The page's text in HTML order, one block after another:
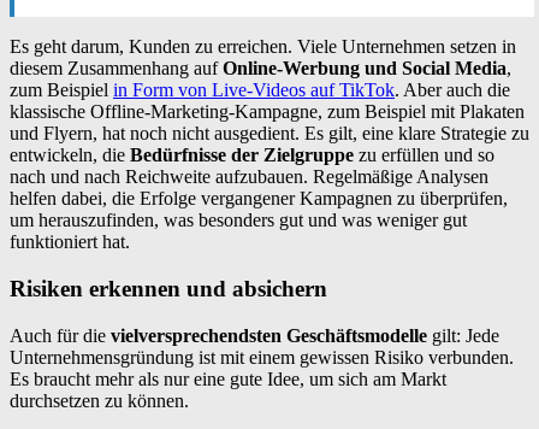
Es geht darum, Kunden zu erreichen. Viele Unternehmen setzen in
diesem Zusammenhang aufOnline-Werbung und Social Media,
zum Beispiel in Form von Live-Videos auf TikTok. Aber auch die
klassische Offline-Marketing-Kampagne, zum Beispiel mit Plakaten
und Flyern, hat noch nicht ausgedient. Es gilt, eine klare Strategie zu
entwickeln, die Bedürfnisse der Zielgruppe zu erfüllen und so
nach und nach Reichweite aufzubauen. Regelmäßige Analysen
helfen dabei, die Erfolge vergangener Kampagnen zu überprüfen,
um herauszufinden, was besonders gut und was weniger gut
funktioniert hat.
Risiken erkennen und absichern
Auch für die vielversprechendsten Geschäftsmodelle gilt: Jede
Unternehmensgründung ist mit einem gewissen Risiko verbunden.
Es braucht mehr als nur eine gute Idee, um sich am Markt
durchsetzen zu können.